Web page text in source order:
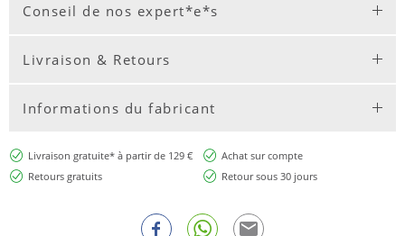
Conseil de nos expert*e*s
Livraison & Retours
Informations du fabricant
Livraison gratuite* à partir de 129 €
Achat sur compte
Retours gratuits
Retour sous 30 jours